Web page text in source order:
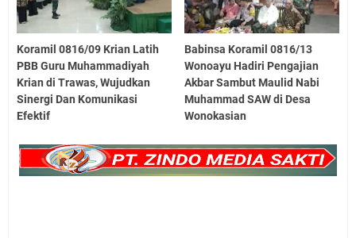
Koramil 0816/09 Krian Latih
PBB Guru Muhammadiyah
Krian di Trawas, Wujudkan
Sinergi Dan Komunikasi
Efektif
Babinsa Koramil 0816/13
Wonoayu Hadiri Pengajian
Akbar Sambut Maulid Nabi
Muhammad SAW di Desa
Wonokasian